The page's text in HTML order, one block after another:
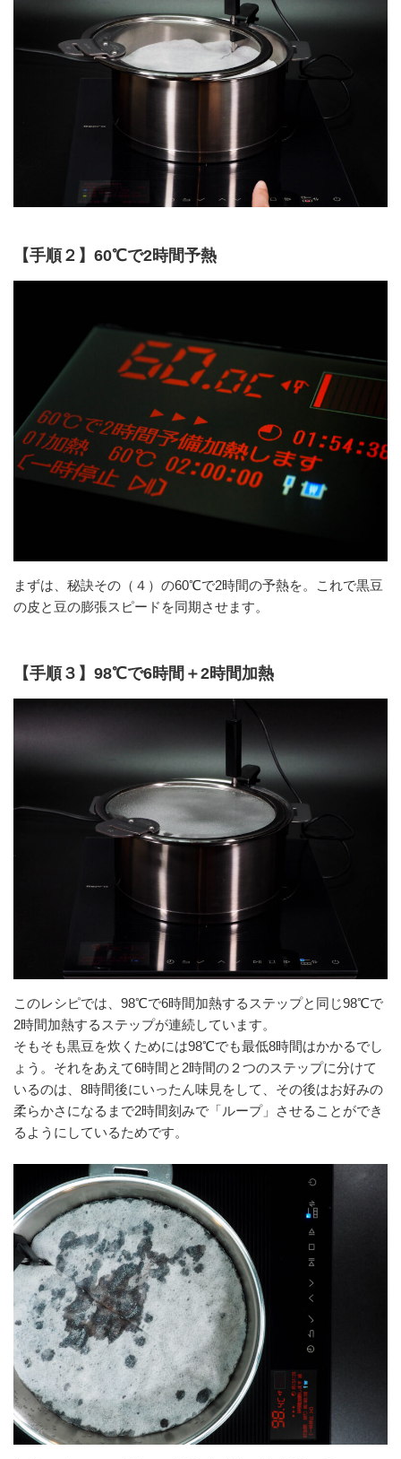
【手順２】60℃で2時間予熱
まずは、秘訣その（４）の60℃で2時間の予熱を。これで黒豆
の皮と豆の膨張スピードを同期させます。
【手順３】98℃で6時間＋2時間加熱
このレシピでは、98℃で6時間加熱するステップと同じ98℃で
2時間加熱するステップが連続しています。
そもそも黒豆を炊くためには98℃でも最低8時間はかかるでし
ょう。それをあえて6時間と2時間の２つのステップに分けて
いるのは、8時間後にいったん味見をして、その後はお好みの
柔らかさになるまで2時間刻みで「ループ」させることができ
るようにしているためです。